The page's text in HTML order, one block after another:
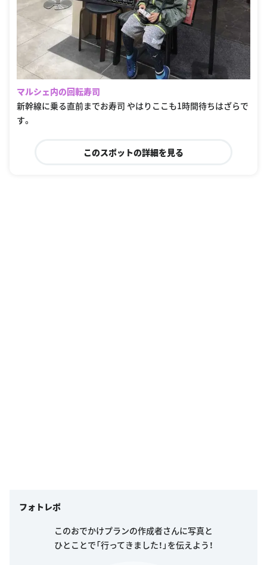
マルシェ内の回転寿司
新幹線に乗る直前までお寿司 やはりここも1時間待ちはざらで
す。
このスポットの詳細を見る
フォトレポ
このおでかけプランの作成者さんに写真と
ひとことで「行ってきました！」を伝えよう！